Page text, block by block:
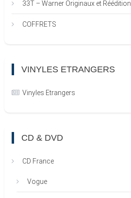
33T – Warner Originaux et Réédition
COFFRETS
VINYLES ETRANGERS
Vinyles Etrangers
CD & DVD
CD France
Vogue